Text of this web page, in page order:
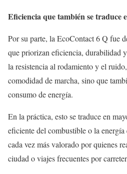
Eficiencia que también se traduce
Por su parte, la EcoContact 6 Q fue
que priorizan eficiencia, durabilidad
la resistencia al rodamiento y el
comodidad de marcha, sino que
consumo de energía.
En la práctica, esto se traduce en
eficiente del combustible o la
cada vez más valorado por quienes
ciudad o viajes frecuentes por